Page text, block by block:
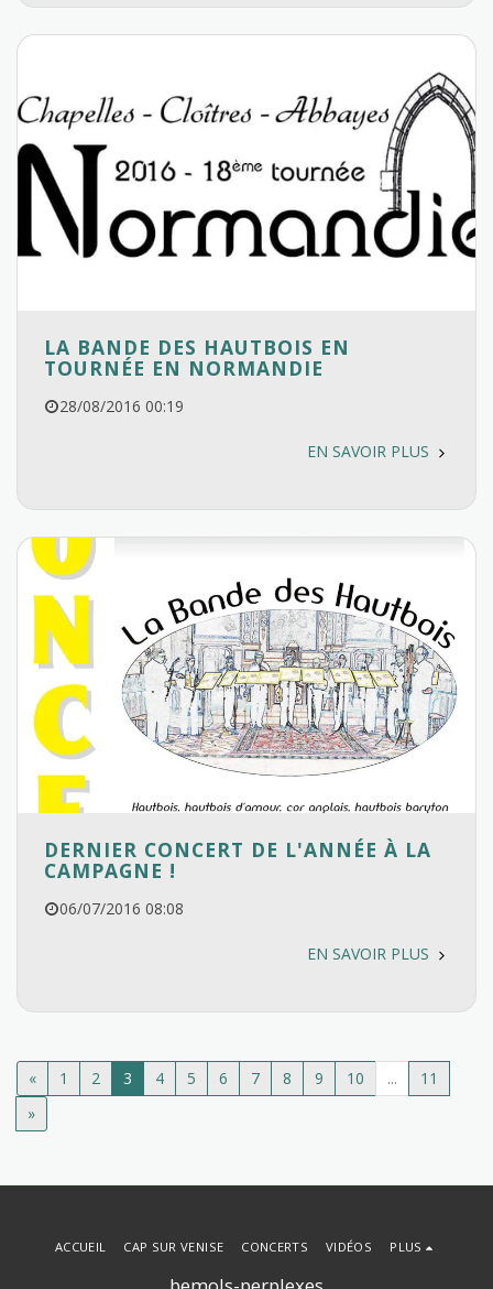
LA BANDE DES HAUTBOIS EN
TOURNÉE EN NORMANDIE
28/08/2016 00:19
EN SAVOIR PLUS
DERNIER CONCERT DE L'ANNÉE À LA
CAMPAGNE !
06/07/2016 08:08
EN SAVOIR PLUS
« 1 2 3 4 5 6 7 8 9 10 ...
11
»
ACCUEIL CAP SUR VENISE CONCERTS VIDÉOS PLUS